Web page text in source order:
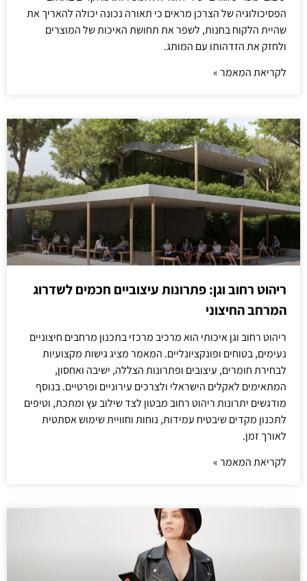
הפסיכולוגיה של הצרכן מראים כי תאורה נכונה יכולה להאריך את
שהיית הלקוח בחנות, לשפר את תחושת האיכות של המוצרים
ולחזק את הזדהותו עם המותג.
לקריאת המאמר »
ריהוט רחוב וגן: פתרונות עיצוביים חכמים לשדרוג
המרחב החיצוני
ריהוט רחוב וגן איכותי הוא מרכיב מרכזי בתכנון מרחבים חיצוניים
נעימים, בטוחים ופונקציונליים. המאמר מציג גישות מקצועיות
לבחירת חומרים, עיצובים ופתרונות הצללה, ישיבה ואחסון,
המתאימים לאקלים הישראלי ולצרכים עירוניים ופרטיים. בנוסף
מודגשים יתרונות ריהוט רחוב מבטון לצד שילוב עץ ומתכת, וטיפים
לתכנון מקדים שיבטיח עמידות, נוחות וחוויית שימוש אסתטית
לאורך זמן.
לקריאת המאמר »